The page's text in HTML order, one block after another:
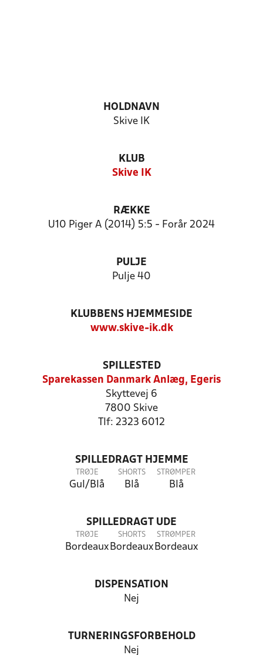
HOLDNAVN
Skive IK
KLUB
Skive IK
RÆKKE
U10 Piger A (2014) 5:5 - Forår 2024
PULJE
Pulje 40
KLUBBENS HJEMMESIDE
www.skive-ik.dk
SPILLESTED
Sparekassen Danmark Anlæg, Egeris
Skyttevej 6
7800 Skive
Tlf: 2323 6012
SPILLEDRAGT HJEMME
TRØJE
Gul/Blå
SHORTS
Blå
STRØMPER
Blå
SPILLEDRAGT UDE
TRØJE
Bordeaux
SHORTS
Bordeaux
STRØMPER
Bordeaux
DISPENSATION
Nej
TURNERINGSFORBEHOLD
Nej